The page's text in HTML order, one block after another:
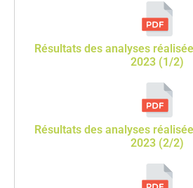
Résultats des analyses
2023 (1/2)
Résultats des analyses
2023 (2/2)